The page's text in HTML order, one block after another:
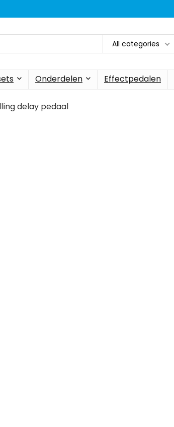
All categories
Onderdelen Effectpedalen
delay pedaal